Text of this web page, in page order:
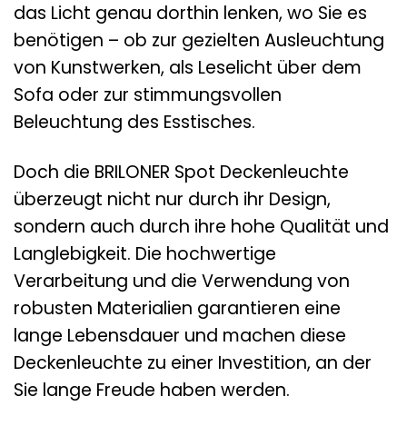
das Licht genau dorthin lenken, wo Sie es
benötigen – ob zur gezielten Ausleuchtung
von Kunstwerken, als Leselicht über dem
Sofa oder zur stimmungsvollen
Beleuchtung des Esstisches.
Doch die BRILONER Spot Deckenleuchte
überzeugt nicht nur durch ihr Design,
sondern auch durch ihre hohe Qualität und
Langlebigkeit. Die hochwertige
Verarbeitung und die Verwendung von
robusten Materialien garantieren eine
lange Lebensdauer und machen diese
Deckenleuchte zu einer Investition, an der
Sie lange Freude haben werden.